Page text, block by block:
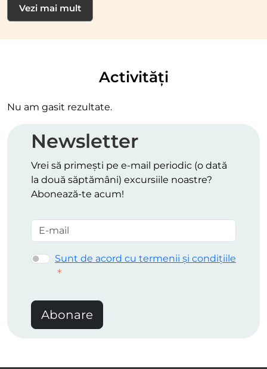
Vezi mai mult
Activități
Nu am gasit rezultate.
Newsletter
Vrei să primești pe e-mail periodic (o dată
la două săptămâni) excursiile noastre?
Abonează-te acum!
Sunt de acord cu termenii și condițiile
Abonare